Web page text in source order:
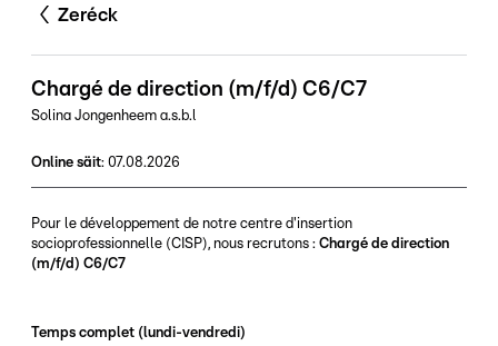
Zeréck
Chargé de direction (m/f/d) C6/C7
Solina Jongenheem a.s.b.l
Online säit: 07.08.2026
Pour le développement de notre centre d'insertion
socioprofessionnelle (CISP), nous recrutons : Chargé de direction
(m/f/d) C6/C7
Temps complet (lundi-vendredi)